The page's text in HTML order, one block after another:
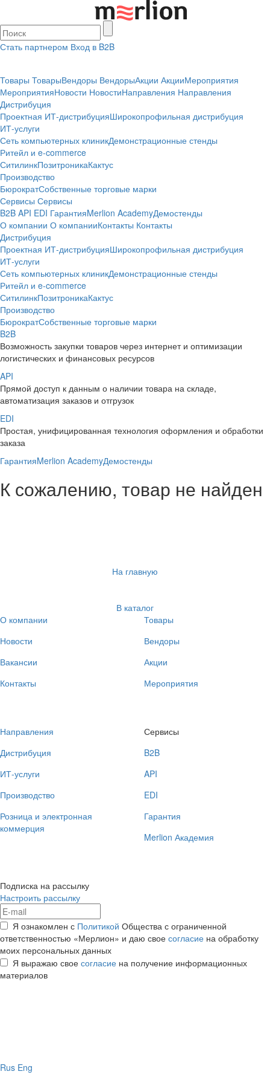
Стать партнером Вход в B2B
Товары ТоварыВендоры ВендорыАкции АкцииМероприятия
МероприятияНовости НовостиНаправления Направления
Дистрибуция
Проектная ИТ-дистрибуцияШирокопрофильная дистрибуция
ИТ-услуги
Сеть компьютерных клиникДемонстрационные стенды
Ритейл и e-commerce
СитилинкПозитроникаКактус
Производство
БюрократСобственные торговые марки
Сервисы Сервисы
B2B API EDI ГарантияMerlion AcademyДемостенды
О компании О компанииКонтакты Контакты
Дистрибуция
Проектная ИТ-дистрибуцияШирокопрофильная дистрибуция
ИТ-услуги
Сеть компьютерных клиникДемонстрационные стенды
Ритейл и e-commerce
СитилинкПозитроникаКактус
Производство
БюрократСобственные торговые марки
B2B
Возможность закупки товаров через интернет и оптимизации
логистических и финансовых ресурсов
API
Прямой доступ к данным о наличии товара на складе,
автоматизация заказов и отгрузок
EDI
Простая, унифицированная технология оформления и обработки
заказа
ГарантияMerlion AcademyДемостенды
К сожалению, товар не найден
На главную
В каталог
О компании
Новости
Вакансии
Контакты
Товары
Вендоры
Акции
Мероприятия
Направления
Дистрибуция
ИТ-услуги
Производство
Розница и электронная
коммерция
Сервисы
B2B
API
EDI
Гарантия
Merlion Академия
Подписка на рассылку
Настроить рассылку
Я ознакомлен с Политикой Общества с ограниченной
ответственностью «Мерлион» и даю свое согласие на обработку
моих персональных данных
Я выражаю свое согласие на получение информационных
материалов
Rus Eng